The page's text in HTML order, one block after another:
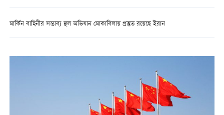
মার্কিন বাহিনীর সম্ভাব্য স্থল অভিযান মোকাবিলায় প্রস্তুত রয়েছে ইরান